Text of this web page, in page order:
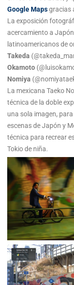
Google Mapsgracias
La exposición
acercamiento a
latinoamericanos de
Takeda
Okamoto
Nomiya
La mexicana Taeko
técnica de la doble
una sola imagen,
escenas de Japón y
técnica para recrear
Tokio de niña.